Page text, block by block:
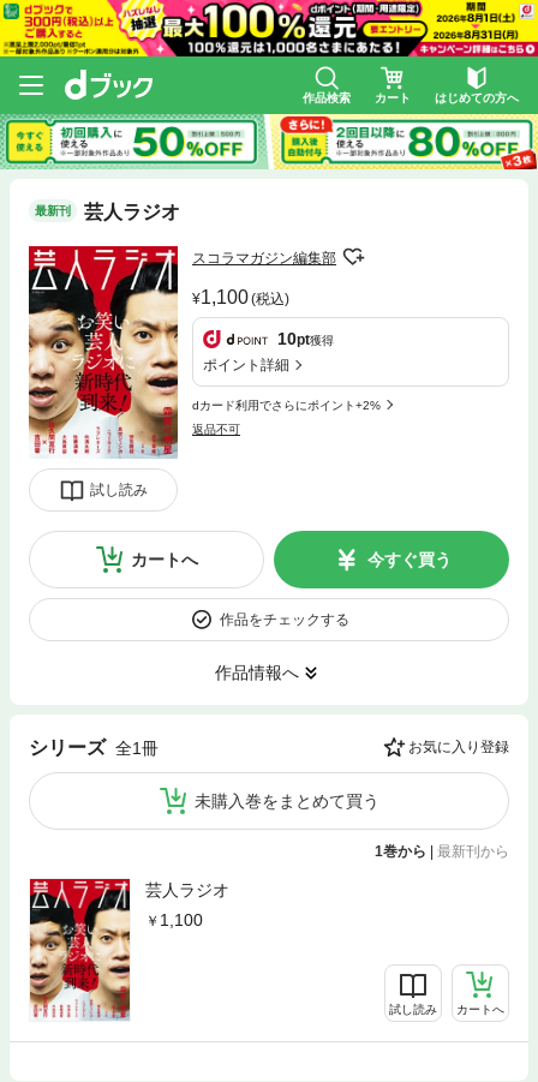
作品検索 カート はじめての方へ
最新刊 芸人ラジオ
試し読み
スコラマガジン編集部
1,100(税込)
10pt獲得
ポイント詳細
dカード利用でさらにポイント+2%
返品不可
カートへ 今すぐ買う
作品をチェックする
作品情報へ
シリーズ 全1冊 お気に入り登録
未購入巻をまとめて買う
1巻から | 最新刊から
芸人ラジオ
1,100
試し読み カートへ